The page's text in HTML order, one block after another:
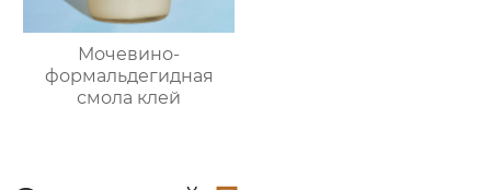
Мочевино-
формальдегидная
смола клей